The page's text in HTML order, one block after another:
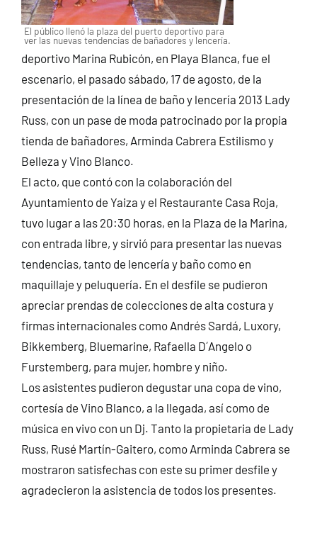
El público llenó la plaza del puerto deportivo para
ver las nuevas tendencias de bañadores y lencería.
deportivo Marina Rubicón, en Playa Blanca, fue el
escenario, el pasado sábado, 17 de agosto, de la
presentación de la línea de baño y lencería 2013 Lady
Russ, con un pase de moda patrocinado por la propia
tienda de bañadores, Arminda Cabrera Estilismo y
Belleza y Vino Blanco.
El acto, que contó con la colaboración del
Ayuntamiento de Yaiza y el Restaurante Casa Roja,
tuvo lugar a las 20:30 horas, en la Plaza de la Marina,
con entrada libre, y sirvió para presentar las nuevas
tendencias, tanto de lencería y baño como en
maquillaje y peluquería. En el desfile se pudieron
apreciar prendas de colecciones de alta costura y
firmas internacionales como Andrés Sardá, Luxory,
Bikkemberg, Bluemarine, Rafaella D´Angelo o
Furstemberg, para mujer, hombre y niño.
Los asistentes pudieron degustar una copa de vino,
cortesía de Vino Blanco, a la llegada, así como de
música en vivo con un Dj. Tanto la propietaria de Lady
Russ, Rusé Martín-Gaitero, como Arminda Cabrera se
mostraron satisfechas con este su primer desfile y
agradecieron la asistencia de todos los presentes.